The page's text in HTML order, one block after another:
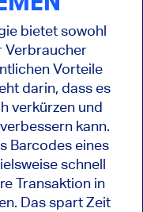
bietet sowohl
Verbraucher
Vorteile
darin, dass es
verkürzen und
kann.
Barcodes eines
schnell
Transaktion in
Das spart Zeit